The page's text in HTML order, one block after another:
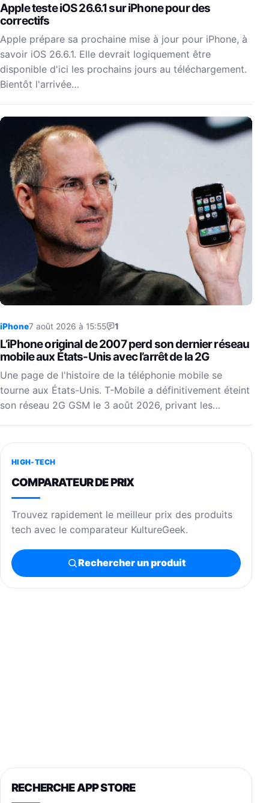
Apple teste iOS 26.6.1 sur iPhone pour des
correctifs
Apple prépare sa prochaine mise à jour pour iPhone, à
savoir iOS 26.6.1. Elle devrait logiquement être
disponible d'ici les prochains jours au téléchargement.
Bientôt l'arrivée…
iPhone7 août 2026 à 15:55 1
L’iPhone original de 2007 perd son dernier réseau
mobile aux États-Unis avec l’arrêt de la 2G
Une page de l'histoire de la téléphonie mobile se
tourne aux États-Unis. T-Mobile a définitivement éteint
son réseau 2G GSM le 3 août 2026, privant les…
HIGH-TECH
COMPARATEUR DE PRIX
Trouvez rapidement le meilleur prix des produits
tech avec le comparateur KultureGeek.
Rechercher un produit
RECHERCHE APP STORE